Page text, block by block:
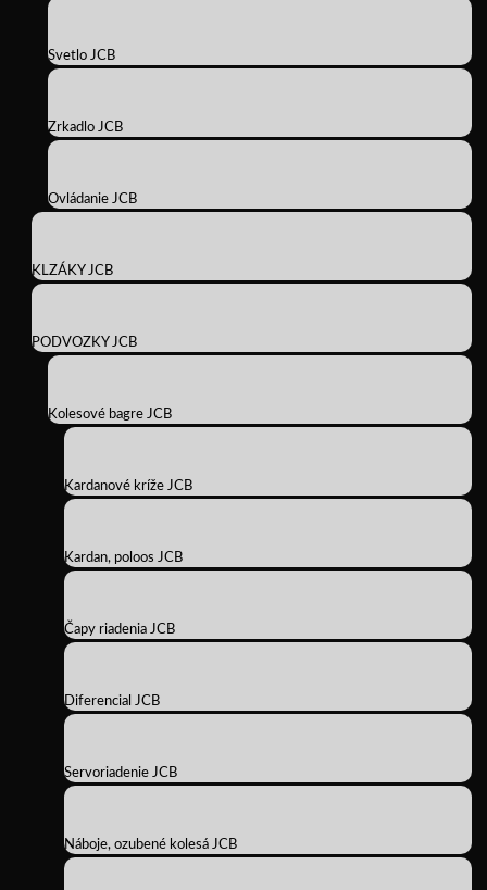
Svetlo JCB
Zrkadlo JCB
Ovládanie JCB
KLZÁKY JCB
PODVOZKY JCB
Kolesové bagre JCB
Kardanové kríže JCB
Kardan, poloos JCB
Čapy riadenia JCB
Diferencial JCB
Servoriadenie JCB
Náboje, ozubené kolesá JCB